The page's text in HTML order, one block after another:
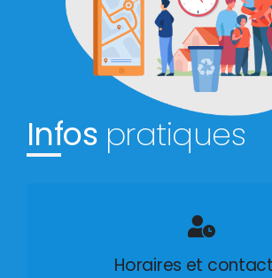
Infos pratiques
Horaires et